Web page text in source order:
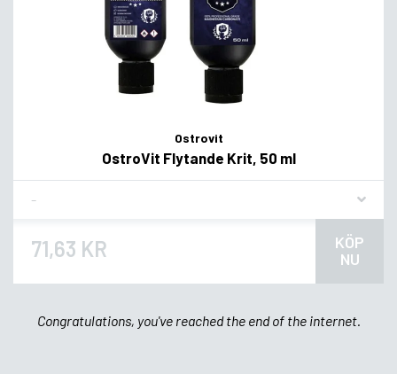
Ostrovit
OstroVit Flytande Krit, 50 ml
71,63 KR
KÖP
NU
Congratulations, you've reached the end of the internet.